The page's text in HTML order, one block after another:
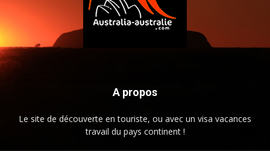
A propos
Le site de découverte en touriste, ou avec un visa vacances
travail du pays continent !